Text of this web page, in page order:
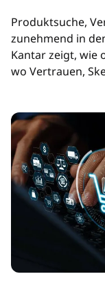
Produktsuche,
zunehmend in
Kantar zeigt, wie
wo Vertrauen,